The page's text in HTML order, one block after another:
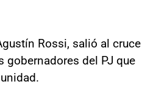
Rossi, salió al cruce
gobernadores del PJ que